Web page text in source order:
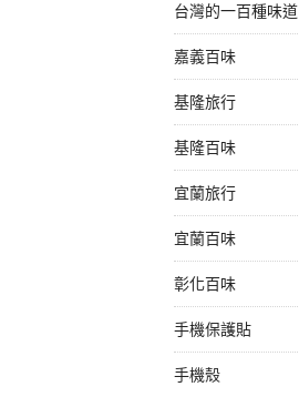
台灣的一百種味道
嘉義百味
基隆旅行
基隆百味
宜蘭旅行
宜蘭百味
彰化百味
手機保護貼
手機殼